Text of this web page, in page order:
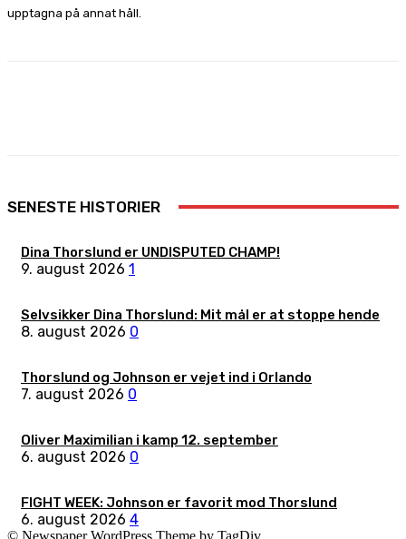
upptagna på annat håll.
SENESTE HISTORIER
Dina Thorslund er UNDISPUTED CHAMP!
9. august 2026 1
Selvsikker Dina Thorslund: Mit mål er at stoppe hende
8. august 2026 0
Thorslund og Johnson er vejet ind i Orlando
7. august 2026 0
Oliver Maximilian i kamp 12. september
6. august 2026 0
FIGHT WEEK: Johnson er favorit mod Thorslund
6. august 2026 4
© Newspaper WordPress Theme by TagDiv